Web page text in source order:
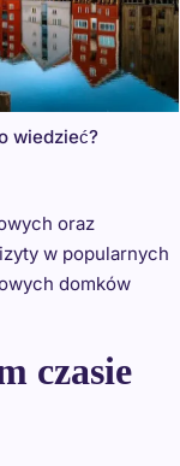
wiedzieć?
oraz
w popularnych
domków
czasie